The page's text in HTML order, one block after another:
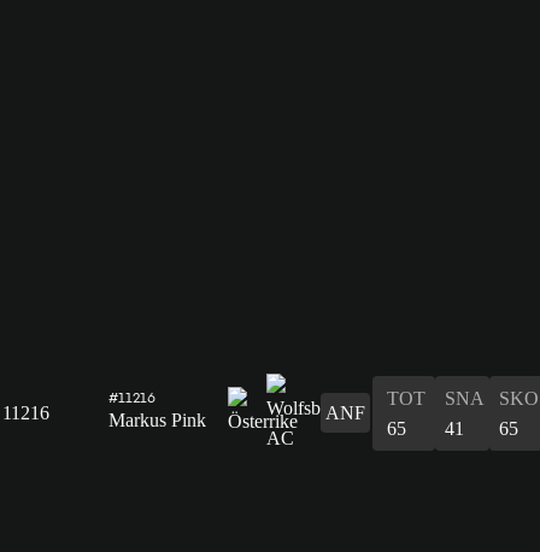
11216
#11216
Markus Pink ANF
TOT
65
SNA
41
SKO
65